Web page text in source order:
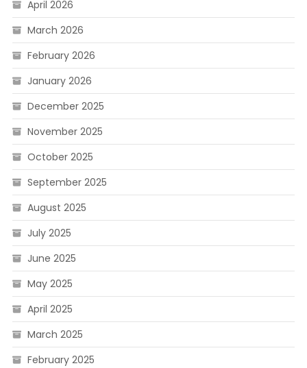
April 2026
March 2026
February 2026
January 2026
December 2025
November 2025
October 2025
September 2025
August 2025
July 2025
June 2025
May 2025
April 2025
March 2025
February 2025